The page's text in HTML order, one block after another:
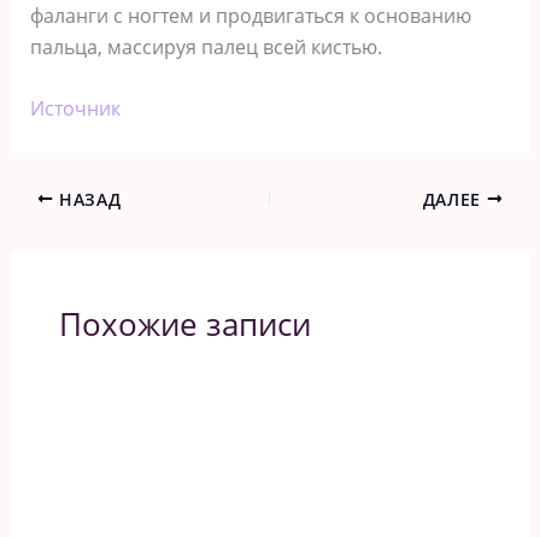
фаланги с ногтем и продвигаться к основанию
пальца, массируя палец всей кистью.
Источник
НАЗАД ДАЛЕЕ
Похожие записи